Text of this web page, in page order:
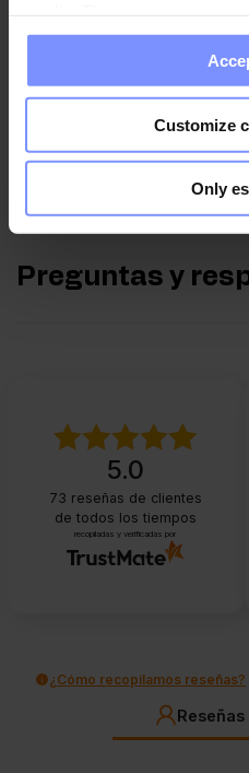
information you have
collected when you use
Customize
Only
Parámetros
Preguntas y
5.0
73 reseñas de clientes
de todos los tiempos
recopiladas y verificadas por
¿Cómo recopilamos reseñas?